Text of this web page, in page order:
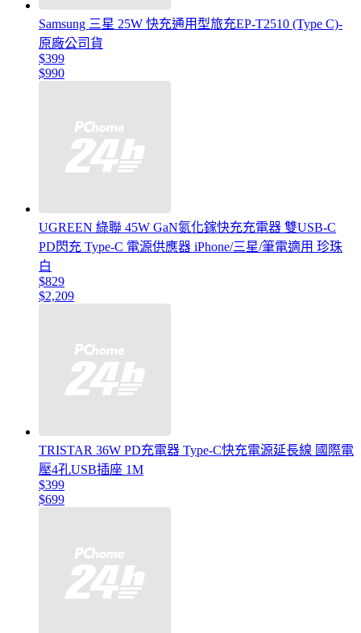
Samsung 三星 25W 快充通用型旅充EP-T2510 (Type C)-
原廠公司貨
$399
$990
UGREEN 綠聯 45W GaN氮化鎵快充充電器 雙USB-C
PD閃充 Type-C 電源供應器 iPhone/三星/筆電適用 珍珠
白
$829
$2,209
TRISTAR 36W PD充電器 Type-C快充電源延長線 國際電
壓4孔USB插座 1M
$399
$699